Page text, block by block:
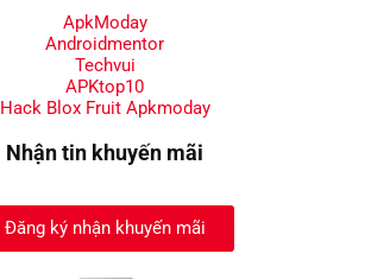
ApkModay
Androidmentor
Techvui
APKtop10
Hack Blox Fruit Apkmoday
Nhận tin khuyến mãi
Đăng ký nhận khuyến mãi